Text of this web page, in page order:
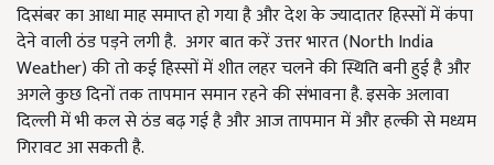
दिसंबर का आधा माह समाप्त हो गया है और देश के ज्यादातर हिस्सों में कंपा
देने वाली ठंड पड़ने लगी है. अगर बात करें उत्तर भारत (North India
Weather) की तो कई हिस्सों में शीत लहर चलने की स्थिति बनी हुई है और
अगले कुछ दिनों तक तापमान समान रहने की संभावना है. इसके अलावा
दिल्ली में भी कल से ठंड बढ़ गई है और आज तापमान में और हल्की से मध्यम
गिरावट आ सकती है.